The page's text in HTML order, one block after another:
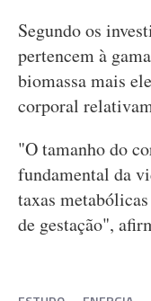
Segundo os
pertencem à
biomassa mais
corporal
"O tamanho do
fundamental da
taxas
de gestação",